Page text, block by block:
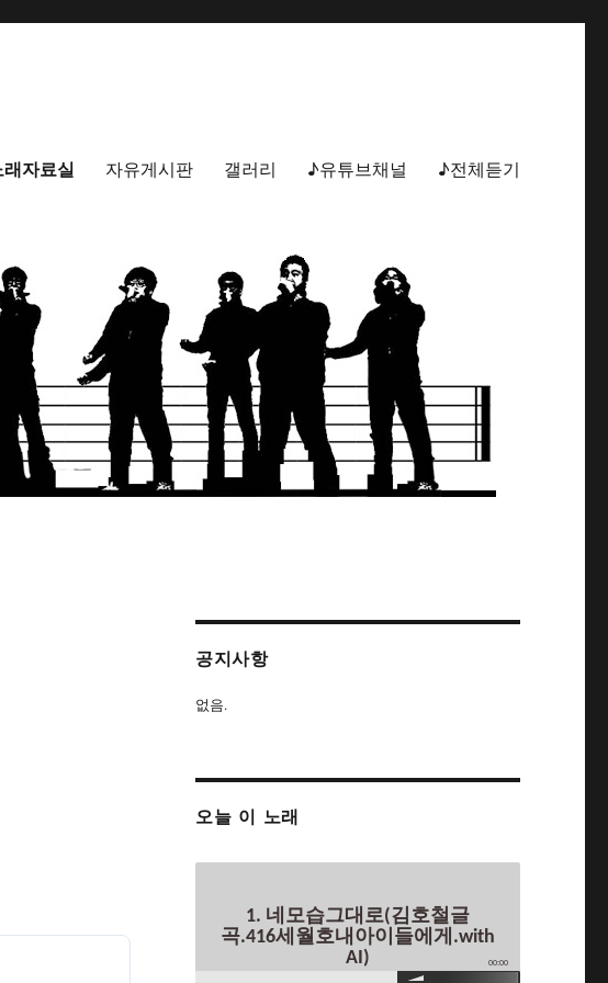
자료실 자유게시판 갤러리 ♪유튜브채널 ♪전체듣기
공지사항
없음.
오늘 이 노래
1. 네모습그대로(김호철글
곡.416세월호내아이들에게.with
AI)
00:00